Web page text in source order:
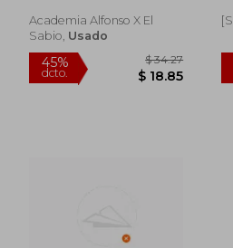
45%
dcto. $ 32.23
Academia Alfonso X El
Sabio, Usado